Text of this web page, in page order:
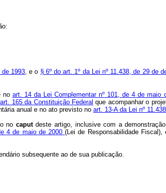
de 1993, e o § 6º do art. 1º da Lei nº 11.438, de 29 de
no art. 14 da Lei Complementar nº 101, de 4 de maio
165 da Constituição Federal que acompanhar o
anual e no ato previsto no art. 13-A da Lei nº
no caputdeste artigo, inclusive com a
4 de maio de 2000(Lei de Responsabilidade
subsequente ao de sua publicação.